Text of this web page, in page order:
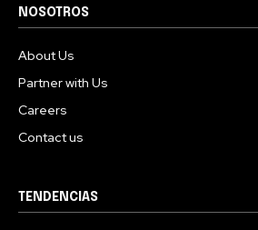
NOSOTROS
About Us
Partner with Us
Careers
Contact us
TENDENCIAS